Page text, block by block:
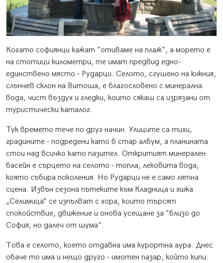
Когато софиянци кажат "отиваме на плаж", а морето е
на стотици километри, те имат предвид едно-
единствено място - Рударци. Селото, сгушено на южния,
слънчев склон на Витоша, е благословено с минерална
вода, чист въздух и гледки, които сякаш са изрязани от
туристически каталог.
Тук времето тече по друг начин. Улиците са тихи,
градините - подредени като в стар албум, а планината
стои над всичко като пазител. Откритият минерален
басейн е сърцето на селото - топла, лековита вода,
която събира поколения. Но Рударци не е само лятна
сцена. Извън сезона пътеките към Кладница и хижа
„Селимица“ се изпълват с хора, които търсят
спокойствие, движение и онова усещане за "близо до
София, но далеч от шума".
Това е селото, което отдавна има курортна аура. Днес
обаче то има и нещо друго - имотен пазар, който кипи.